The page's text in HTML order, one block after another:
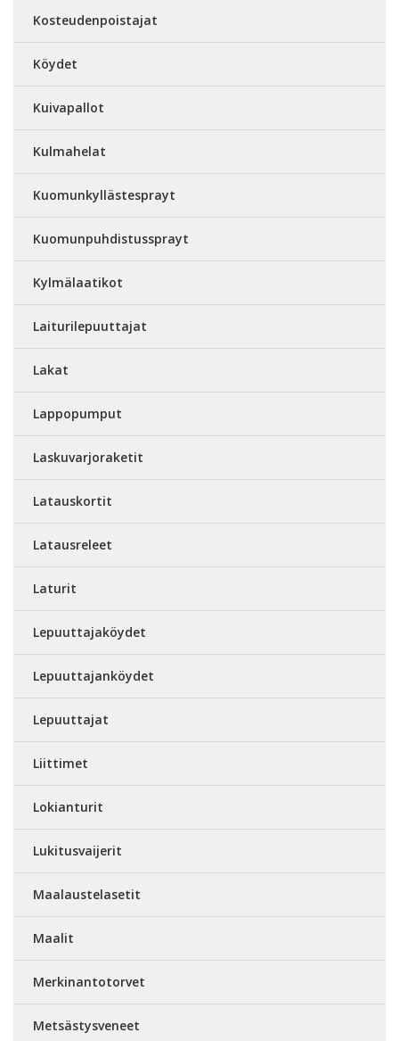
Kosteudenpoistajat
Köydet
Kuivapallot
Kulmahelat
Kuomunkyllästesprayt
Kuomunpuhdistussprayt
Kylmälaatikot
Laiturilepuuttajat
Lakat
Lappopumput
Laskuvarjoraketit
Latauskortit
Latausreleet
Laturit
Lepuuttajaköydet
Lepuuttajanköydet
Lepuuttajat
Liittimet
Lokianturit
Lukitusvaijerit
Maalaustelasetit
Maalit
Merkinantotorvet
Metsästysveneet